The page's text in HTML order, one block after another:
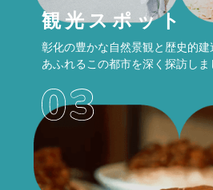
観光スポット
彰化の豊かな自然景観と歴史的
あふれるこの都市を深く探訪しま